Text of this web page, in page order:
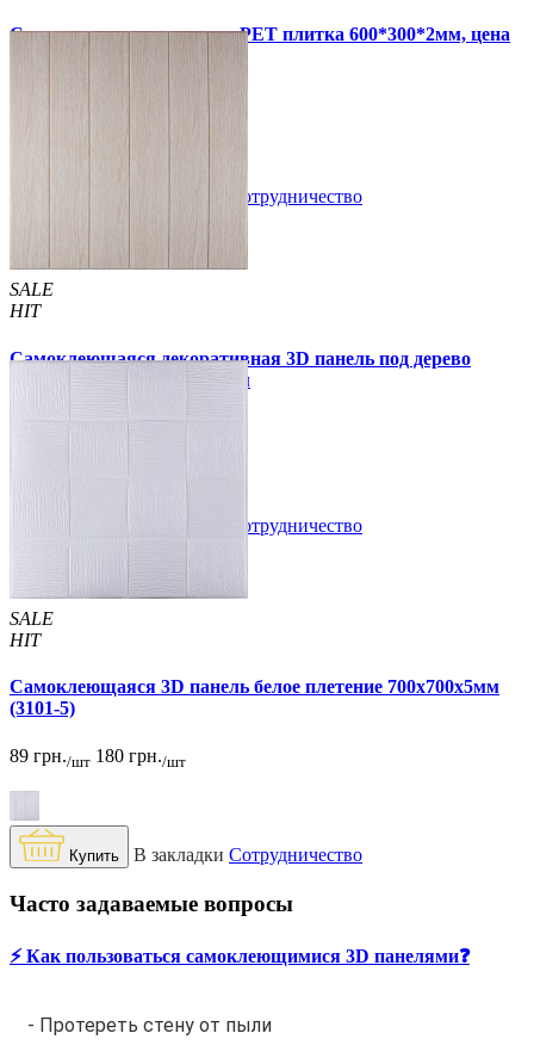
Самоклеящаяся стеновая PET плитка 600*300*2мм, цена
Сотрудничество
SALE
HIT
Самоклеющаяся декоративная 3D панель под дерево
молочный дуб 700x700x5мм
160 грн.
Сотрудничество
SALE
HIT
Самоклеющаяся 3D панель белое плетение 700x700x5мм
(3101-5)
89 грн./шт 180 грн./шт
Купить В закладки Сотрудничество
Часто задаваемые вопросы
⚡️ Как пользоваться самоклеющимися 3D панелями❓
- Протереть стену от пыли